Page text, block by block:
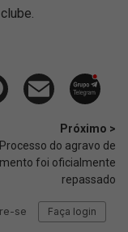
Próximo >
Processo do agravo de
foi oficialmente
repassado